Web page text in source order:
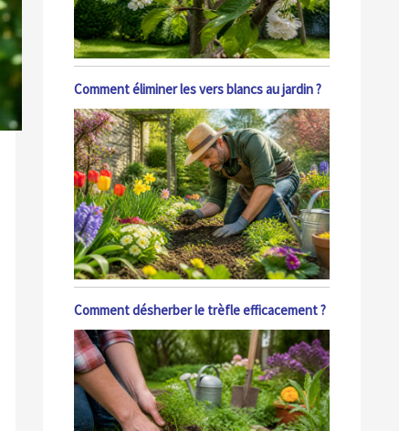
Comment éliminer les vers blancs au jardin ?
Comment désherber le trèfle efficacement ?